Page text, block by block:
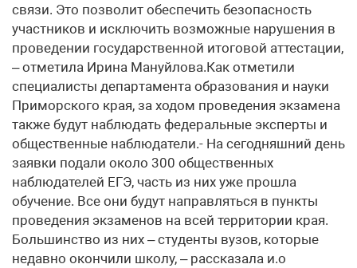
связи. Это позволит обеспечить безопасность
участников и исключить возможные нарушения в
проведении государственной итоговой аттестации,
– отметила Ирина Мануйлова.Как отметили
специалисты департамента образования и науки
Приморского края, за ходом проведения экзамена
также будут наблюдать федеральные эксперты и
общественные наблюдатели.- На сегодняшний день
заявки подали около 300 общественных
наблюдателей ЕГЭ, часть из них уже прошла
обучение. Все они будут направляться в пункты
проведения экзаменов на всей территории края.
Большинство из них – студенты вузов, которые
недавно окончили школу, – рассказала и.о